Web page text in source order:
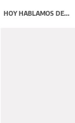
HOY HABLAMOS DE...